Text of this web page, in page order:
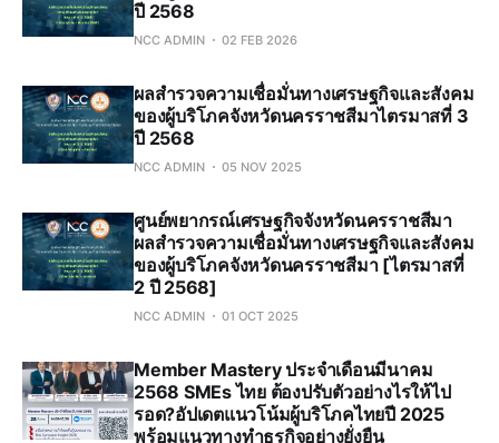
ปี 2568
NCC ADMIN 02 FEB 2026
ผลสำรวจความเชื่อมั่นทางเศรษฐกิจและสังคม
ของผู้บริโภคจังหวัดนครราชสีมาไตรมาสที่ 3
ปี 2568
NCC ADMIN 05 NOV 2025
ศูนย์พยากรณ์เศรษฐกิจจังหวัดนครราชสีมา
ผลสำรวจความเชื่อมั่นทางเศรษฐกิจและสังคม
ของผู้บริโภคจังหวัดนครราชสีมา [ไตรมาสที่
2 ปี 2568]
NCC ADMIN 01 OCT 2025
Member Mastery ประจำเดือนมีนาคม
2568 SMEs ไทย ต้องปรับตัวอย่างไรให้ไป
รอด?อัปเดตแนวโน้มผู้บริโภคไทยปี 2025
พร้อมแนวทางทำธุรกิจอย่างยั่งยืน